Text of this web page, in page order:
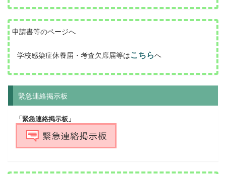
申請書等のページへ
学校感染症休養届・考査欠席届等はこちらへ
緊急連絡掲示板
「緊急連絡掲示板」